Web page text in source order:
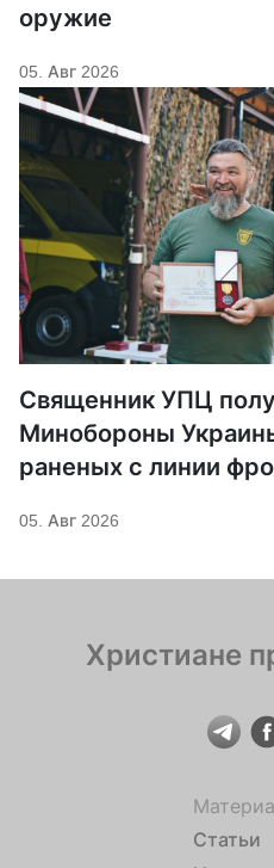
оружие
05. Авг 2026
Священник УПЦ
Минобороны
раненых с линии
05. Авг 2026
Христиане
Статьи